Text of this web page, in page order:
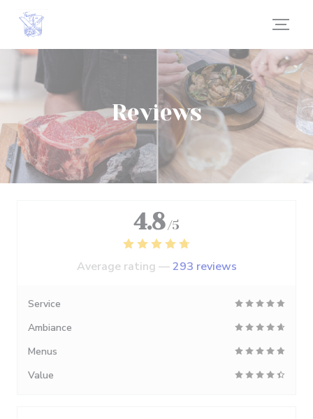
Personalizing your cookie choices
Reviews
4.8 /5
Average rating —293 reviews
Service
Ambiance
Menus
Value